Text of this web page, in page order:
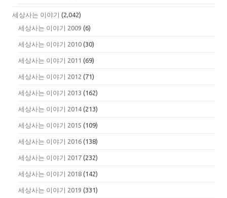
세상사는 이야기 (2,042)
세상사는 이야기 2009 (6)
세상사는 이야기 2010 (30)
세상사는 이야기 2011 (69)
세상사는 이야기 2012 (71)
세상사는 이야기 2013 (162)
세상사는 이야기 2014 (213)
세상사는 이야기 2015 (109)
세상사는 이야기 2016 (138)
세상사는 이야기 2017 (232)
세상사는 이야기 2018 (142)
세상사는 이야기 2019 (331)